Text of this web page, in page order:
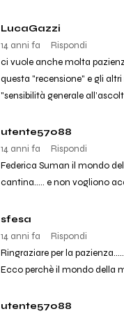
LucaGazzi
14 anni fa
Rispondi
ci vuole anche molta
questa "recensione" e gli
"sensibilità generale
utente57088
14 anni fa
Rispondi
Federica Suman il mondo
cantina..... e non vogliono
sfesa
14 anni fa
Rispondi
Ringraziare per la pazienza.....
Ecco perchè il mondo della
utente57088